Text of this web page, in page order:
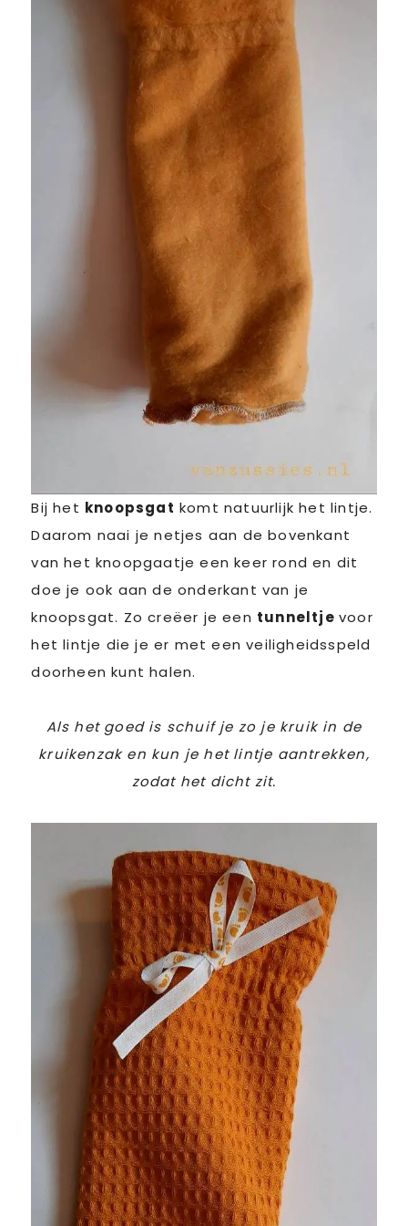
Bij het knoopsgat komt natuurlijk het lintje.
Daarom naai je netjes aan de bovenkant
van het knoopgaatje een keer rond en dit
doe je ook aan de onderkant van je
knoopsgat. Zo creëer je een tunneltje voor
het lintje die je er met een veiligheidsspeld
doorheen kunt halen.
Als het goed is schuif je zo je kruik in de
kruikenzak en kun je het lintje aantrekken,
zodat het dicht zit.